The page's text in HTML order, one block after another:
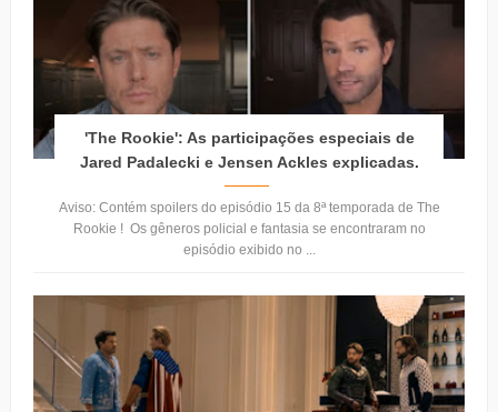
'The Rookie': As participações especiais de
Jared Padalecki e Jensen Ackles explicadas.
Aviso: Contém spoilers do episódio 15 da 8ª temporada de The
Rookie ! Os gêneros policial e fantasia se encontraram no
episódio exibido no ...